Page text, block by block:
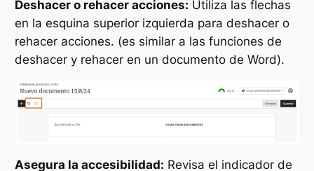
Deshacer o rehacer acciones: Utiliza las flechas
en la esquina superior izquierda para deshacer o
rehacer acciones. (es similar a las funciones de
deshacer y rehacer en un documento de Word).
Asegura la accesibilidad: Revisa el indicador de